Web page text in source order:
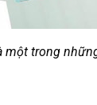
một trong